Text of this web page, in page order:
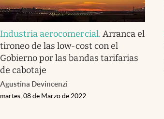
Industria aerocomercial. Arranca el
tironeo de las low-cost con el
Gobierno por las bandas tarifarias
de cabotaje
Agustina Devincenzi
martes, 08 de Marzo de 2022